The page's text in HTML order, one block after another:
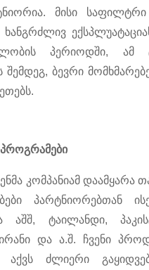
მისი
პერიოდში, ამ
შემდეგ, ბევრი
პროგრამები
კომპანიამ
პარტნიორებთან
აშშ, ტაილანდი,
და ა.შ. ჩვენი
აქვს ძლიერი